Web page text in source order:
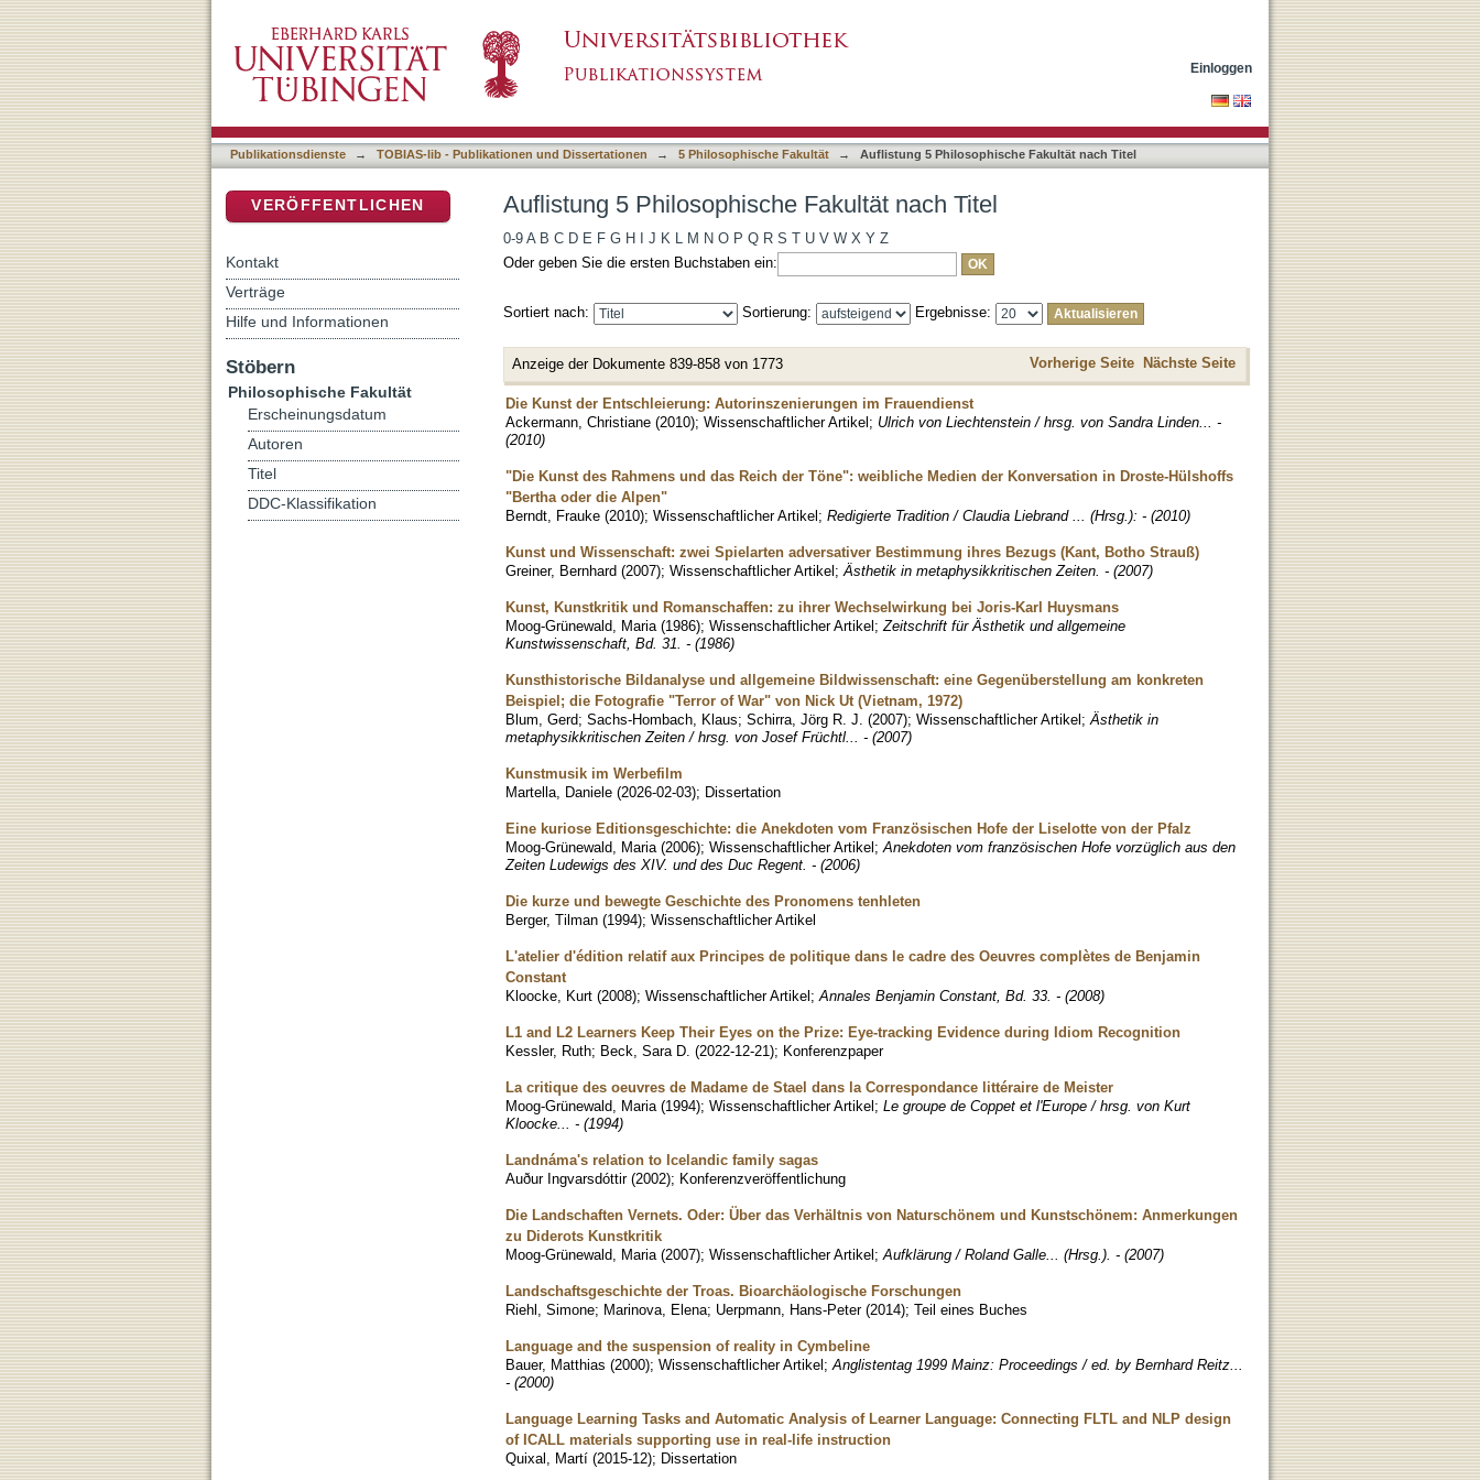
Einloggen
Publikationsdienste → TOBIAS-lib - Publikationen und Dissertationen → 5 Philosophische Fakultät → Auflistung 5 Philosophische Fakultät nach Titel
Auflistung 5 Philosophische Fakultät nach Titel
0-9 A B C D E F G H J K L M N O P Q R S T U V W X Y Z
Oder geben Sie die ersten Buchstaben ein:
Sortiert nach: Sortierung: Ergebnisse:
Anzeige der Dokumente 839-858 von 1773 Vorherige Seite Nächste Seite
Die Kunst der Entschleierung: Autorinszenierungen im Frauendienst
Ackermann, Christiane (2010); Wissenschaftlicher Artikel; Ulrich von Liechtenstein / hrsg. von Sandra Linden... -
(2010)
"Die Kunst des Rahmens und das Reich der Töne": weibliche Medien der Konversation in Droste-Hülshoffs
"Bertha oder die Alpen"
Berndt, Frauke (2010); Wissenschaftlicher Artikel; Redigierte Tradition / Claudia Liebrand ... (Hrsg.): - (2010)
Kunst und Wissenschaft: zwei Spielarten adversativer Bestimmung ihres Bezugs (Kant, Botho Strauß)
Greiner, Bernhard (2007); Wissenschaftlicher Artikel; Ästhetik in metaphysikkritischen Zeiten. - (2007)
Kunst, Kunstkritik und Romanschaffen: zu ihrer Wechselwirkung bei Joris-Karl Huysmans
Moog-Grünewald, Maria (1986); Wissenschaftlicher Artikel; Zeitschrift für Ästhetik und allgemeine
Kunstwissenschaft, Bd. 31. - (1986)
Kunsthistorische Bildanalyse und allgemeine Bildwissenschaft: eine Gegenüberstellung am konkreten
Beispiel; die Fotografie "Terror of War" von Nick Ut (Vietnam, 1972)
Blum, Gerd; Sachs-Hombach, Klaus; Schirra, Jörg R. J. (2007); Wissenschaftlicher Artikel; Ästhetik in
metaphysikkritischen Zeiten / hrsg. von Josef Früchtl... - (2007)
Kunstmusik im Werbefilm
Martella, Daniele (2026-02-03); Dissertation
Eine kuriose Editionsgeschichte: die Anekdoten vom Französischen Hofe der Liselotte von der Pfalz
Moog-Grünewald, Maria (2006); Wissenschaftlicher Artikel; Anekdoten vom französischen Hofe vorzüglich aus den
Zeiten Ludewigs des XIV. und des Duc Regent. - (2006)
Die kurze und bewegte Geschichte des Pronomens tenhleten
Berger, Tilman (1994); Wissenschaftlicher Artikel
L'atelier d'édition relatif aux Principes de politique dans le cadre des Oeuvres complètes de Benjamin
Constant
Kloocke, Kurt (2008); Wissenschaftlicher Artikel; Annales Benjamin Constant, Bd. 33. - (2008)
L1 and L2 Learners Keep Their Eyes on the Prize: Eye-tracking Evidence during Idiom Recognition
Kessler, Ruth; Beck, Sara D. (2022-12-21); Konferenzpaper
La critique des oeuvres de Madame de Stael dans la Correspondance littéraire de Meister
Moog-Grünewald, Maria (1994); Wissenschaftlicher Artikel; Le groupe de Coppet et l'Europe / hrsg. von Kurt
Kloocke... - (1994)
Landnáma's relation to Icelandic family sagas
Auður Ingvarsdóttir (2002); Konferenzveröffentlichung
Die Landschaften Vernets. Oder: Über das Verhältnis von Naturschönem und Kunstschönem: Anmerkungen
zu Diderots Kunstkritik
Moog-Grünewald, Maria (2007); Wissenschaftlicher Artikel; Aufklärung / Roland Galle... (Hrsg.). - (2007)
Landschaftsgeschichte der Troas. Bioarchäologische Forschungen
Riehl, Simone; Marinova, Elena; Uerpmann, Hans-Peter (2014); Teil eines Buches
Language and the suspension of reality in Cymbeline
Bauer, Matthias (2000); Wissenschaftlicher Artikel; Anglistentag 1999 Mainz: Proceedings / ed. by Bernhard Reitz...
- (2000)
Language Learning Tasks and Automatic Analysis of Learner Language: Connecting FLTL and NLP design
of ICALL materials supporting use in real-life instruction
Quixal, Martí (2015-12); Dissertation
VERÖFFENTLICHEN
Kontakt
Verträge
Hilfe und Informationen
Stöbern
Philosophische Fakultät
Erscheinungsdatum
Autoren
Titel
DDC-Klassifikation